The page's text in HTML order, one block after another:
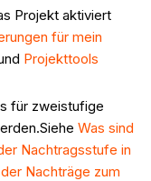
Projekt aktiviert
für mein
Projekttools
für zweistufige
Was sind
Nachtragsstufe in
Nachträge zum